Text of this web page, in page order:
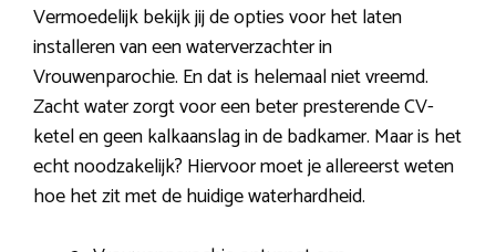
Vermoedelijk bekijk jij de opties voor het laten
installeren van een waterverzachter in
Vrouwenparochie. En dat is helemaal niet vreemd.
Zacht water zorgt voor een beter presterende CV-
ketel en geen kalkaanslag in de badkamer. Maar is het
echt noodzakelijk? Hiervoor moet je allereerst weten
hoe het zit met de huidige waterhardheid.